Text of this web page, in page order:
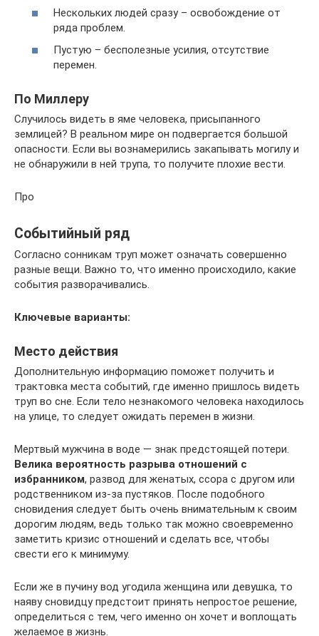
Нескольких людей сразу – освобождение от
ряда проблем.
Пустую – бесполезные усилия, отсутствие
перемен.
По Миллеру
Случилось видеть в яме человека, присыпанного
землицей? В реальном мире он подвергается большой
опасности. Если вы вознамерились закапывать могилу и
не обнаружили в ней трупа, то получите плохие вести.
Про
Событийный ряд
Согласно сонникам труп может означать совершенно
разные вещи. Важно то, что именно происходило, какие
события разворачивались.
Ключевые варианты:
Место действия
Дополнительную информацию поможет получить и
трактовка места событий, где именно пришлось видеть
труп во сне. Если тело незнакомого человека находилось
на улице, то следует ожидать перемен в жизни.
Мертвый мужчина в воде — знак предстоящей потери.
Велика вероятность разрыва отношений с
избранником, развод для женатых, ссора с другом или
родственником из-за пустяков. После подобного
сновидения следует быть очень внимательным к своим
дорогим людям, ведь только так можно своевременно
заметить кризис отношений и сделать все, чтобы
свести его к минимуму.
Если же в пучину вод угодила женщина или девушка, то
наяву сновидцу предстоит принять непростое решение,
определиться с тем, чего именно он хочет и воплощать
желаемое в жизнь.